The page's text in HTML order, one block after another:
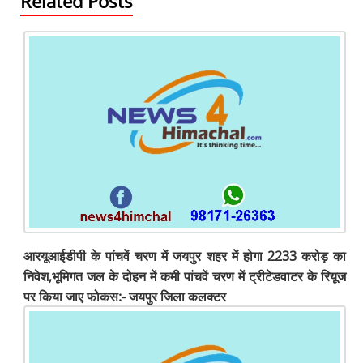
आरयूआईडीपी के पांचवें चरण में जयपुर शहर में होगा 2233 करोड़ का
निवेश,भूमिगत जल के दोहन में कमी पांचवें चरण में ट्रीटेडवाटर के रियूज
पर किया जाए फोकस:- जयपुर जिला कलक्टर